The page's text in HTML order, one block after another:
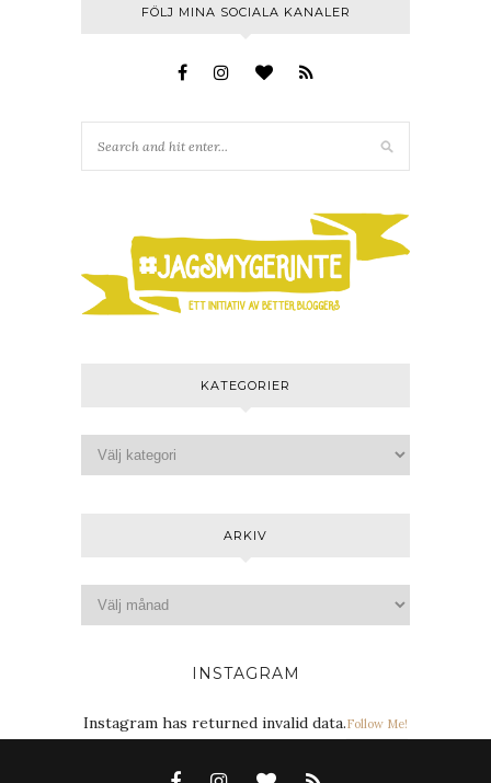
FÖLJ MINA SOCIALA KANALER
KATEGORIER
ARKIV
INSTAGRAM
Instagram has returned invalid data.Follow Me!